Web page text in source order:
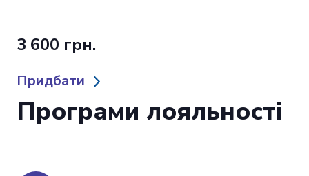
3 600 грн.
Придбати
Програми лояльності